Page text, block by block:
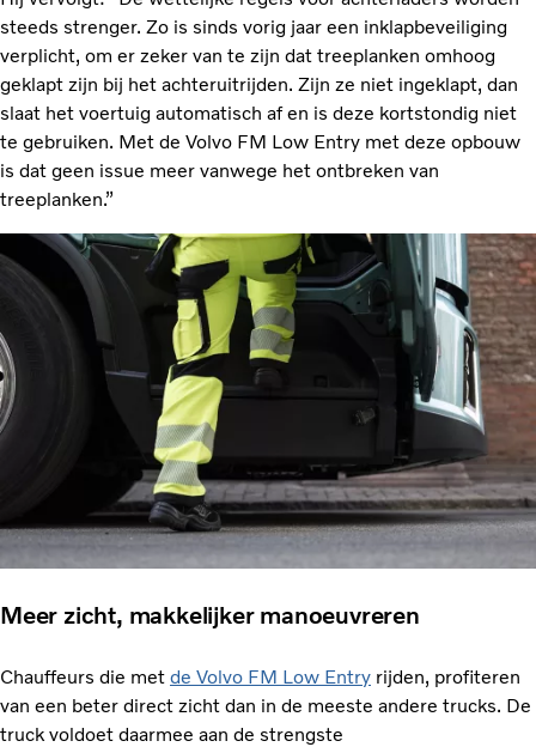
steeds strenger. Zo is sinds vorig jaar een inklapbeveiliging
verplicht, om er zeker van te zijn dat treeplanken omhoog
geklapt zijn bij het achteruitrijden. Zijn ze niet ingeklapt, dan
slaat het voertuig automatisch af en is deze kortstondig niet
te gebruiken. Met de Volvo FM Low Entry met deze opbouw
is dat geen issue meer vanwege het ontbreken van
treeplanken.”
Meer zicht, makkelijker manoeuvreren
Chauffeurs die met de Volvo FM Low Entry rijden, profiteren
van een beter direct zicht dan in de meeste andere trucks. De
truck voldoet daarmee aan de strengste